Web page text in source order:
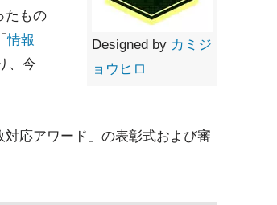
Designed by カミジ
ョウヒロ
たもの
情報
、今
応アワード」の表彰式および審